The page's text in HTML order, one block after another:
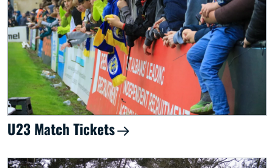
U23 Match Tickets